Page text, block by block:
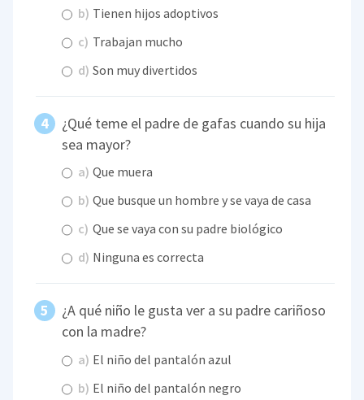
b) Tienen hijos adoptivos
c) Trabajan mucho
d) Son muy divertidos
¿Qué teme el padre de gafas cuando su hija
sea mayor?
a) Que muera
b) Que busque un hombre y se vaya de casa
c) Que se vaya con su padre biológico
d) Ninguna es correcta
¿A qué niño le gusta ver a su padre cariñoso
con la madre?
a) El niño del pantalón azul
b) El niño del pantalón negro